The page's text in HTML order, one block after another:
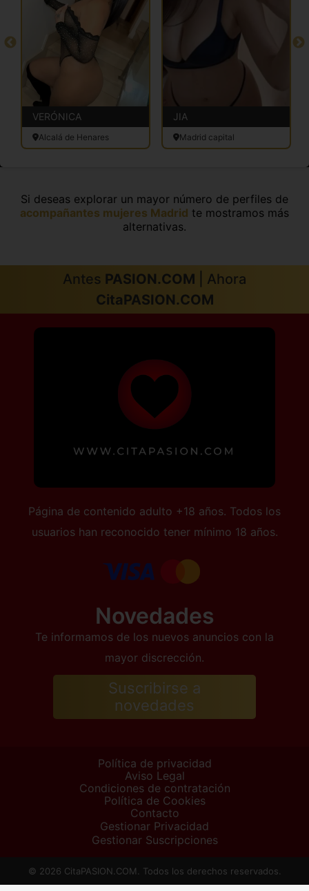
VERÓNICA
Alcalá de Henares
JIA
Madrid capital
Si deseas explorar un mayor número de perfiles de
acompañantes mujeres Madrid te mostramos más
alternativas.
Antes PASION.COM | Ahora
CitaPASION.COM
Página de contenido adulto +18 años. Todos los
usuarios han reconocido tener mínimo 18 años.
Novedades
Te informamos de los nuevos anuncios con la
mayor discrección.
Suscribirse a
novedades
Política de privacidad
Aviso Legal
Condiciones de contratación
Política de Cookies
Contacto
Gestionar Privacidad
Gestionar Suscripciones
© 2026 CitaPASION.COM. Todos los derechos reservados.